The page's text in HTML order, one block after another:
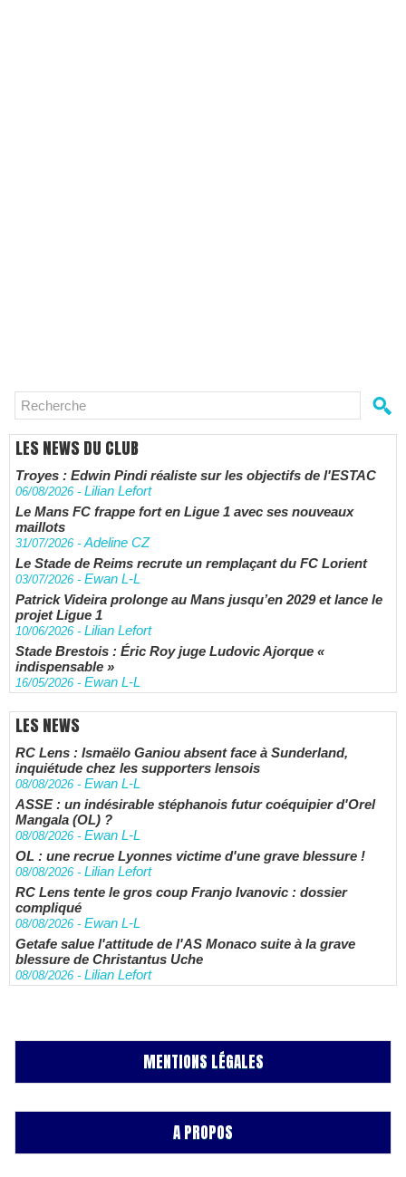
LES NEWS DU CLUB
Troyes : Edwin Pindi réaliste sur les objectifs de l'ESTAC
06/08/2026 - Lilian Lefort
Le Mans FC frappe fort en Ligue 1 avec ses nouveaux
maillots
31/07/2026 -Adeline CZ
Le Stade de Reims recrute un remplaçant du FC Lorient
03/07/2026 - Ewan L-L
Patrick Videira prolonge au Mans jusqu’en 2029 et lance le
projet Ligue 1
10/06/2026 - Lilian Lefort
Stade Brestois : Éric Roy juge Ludovic Ajorque «
indispensable »
16/05/2026 - Ewan L-L
LES NEWS
RC Lens : Ismaëlo Ganiou absent face à Sunderland,
inquiétude chez les supporters lensois
08/08/2026 - Ewan L-L
ASSE : un indésirable stéphanois futur coéquipier d'Orel
Mangala (OL) ?
08/08/2026 - Ewan L-L
OL : une recrue Lyonnes victime d'une grave blessure !
08/08/2026 - Lilian Lefort
RC Lens tente le gros coup Franjo Ivanovic : dossier
compliqué
08/08/2026 - Ewan L-L
Getafe salue l'attitude de l'AS Monaco suite à la grave
blessure de Christantus Uche
08/08/2026 - Lilian Lefort
MENTIONS LÉGALES
A PROPOS